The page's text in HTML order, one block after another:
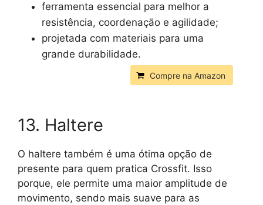
ferramenta essencial para melhor a
resistência, coordenação e agilidade;
projetada com materiais para uma
grande durabilidade.
Compre na Amazon
13. Haltere
O haltere também é uma ótima opção de
presente para quem pratica Crossfit. Isso
porque, ele permite uma maior amplitude de
movimento, sendo mais suave para as